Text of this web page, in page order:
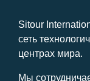
Sitour
сеть
центрах мира.
Мы